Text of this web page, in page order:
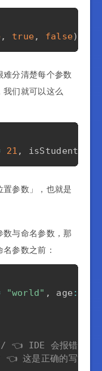
, true, false)
分清楚每个参数
我们就可以这么
21 , isStudent
参数」，也就是
与命名参数，那
参数之前：
"world" , age :
👈 IDE 会报错，
这是正确的写法